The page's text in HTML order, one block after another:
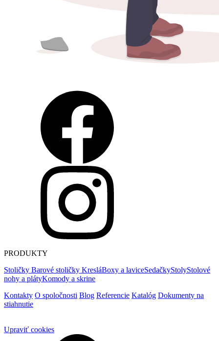
PRODUKTY
Stoličky Barové stoličky KresláBoxy a laviceSedačkyStolyStolové
nohy a plátyKomody a skrine
Kontakty O spoločnosti Blog Referencie Katalóg Dokumenty na
stiahnutie
Upraviť cookies